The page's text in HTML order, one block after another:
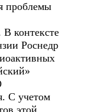
проблемы
контексте
Роснедр
С учетом
этой